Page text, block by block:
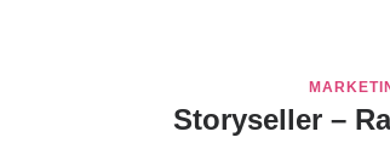
Storyseller –